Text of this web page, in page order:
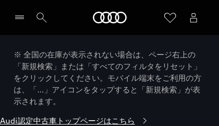
※ 全国の在庫が表示されない場合は、ページ右上の
「新規検索」または「すべてのフィルタをリセット」
をクリックしてください。モバイル端末をご利用の方
は、「…」アイコンをタップすると「新規検索」が表
示されます。
Audi認定中古車トップページはこちら